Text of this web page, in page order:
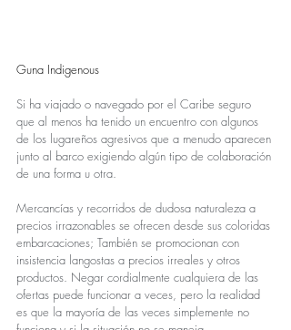
Guna Indigenous
Si ha viajado o navegado por el Caribe seguro
que al menos ha tenido un encuentro con algunos
de los lugareños agresivos que a menudo aparecen
junto al barco exigiendo algún tipo de colaboración
de una forma u otra.
Mercancías y recorridos de dudosa naturaleza a
precios irrazonables se ofrecen desde sus coloridas
embarcaciones; También se promocionan con
insistencia langostas a precios irreales y otros
productos. Negar cordialmente cualquiera de las
ofertas puede funcionar a veces, pero la realidad
es que la mayoría de las veces simplemente no